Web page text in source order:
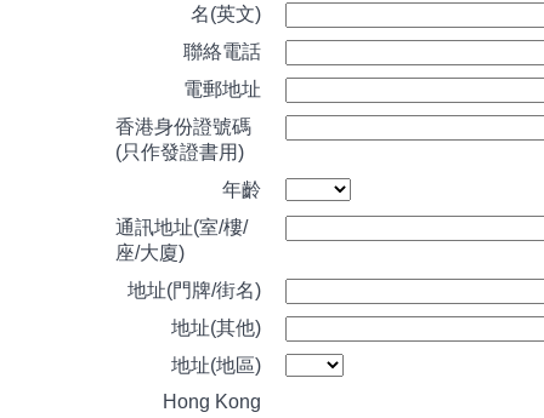
名(英文)
聯絡電話
電郵地址
香港身份證號碼
(只作發證書用)
年齡
通訊地址(室/樓/
座/大廈)
地址(門牌/街名)
地址(其他)
地址(地區)
Hong Kong